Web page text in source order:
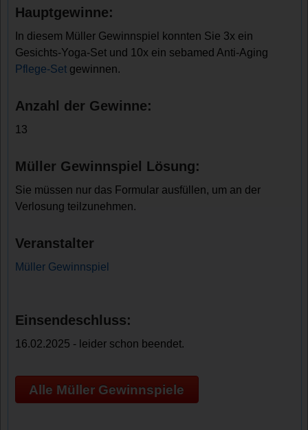
Hauptgewinne:
In diesem Müller Gewinnspiel konnten Sie 3x ein
Gesichts-Yoga-Set und 10x ein sebamed Anti-Aging
Pflege-Set gewinnen.
Anzahl der Gewinne:
13
Müller Gewinnspiel Lösung:
Sie müssen nur das Formular ausfüllen, um an der
Verlosung teilzunehmen.
Veranstalter
Müller Gewinnspiel
Einsendeschluss:
16.02.2025 - leider schon beendet.
Alle Müller Gewinnspiele